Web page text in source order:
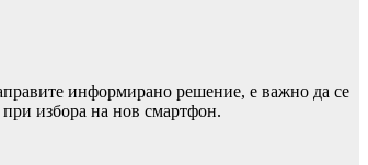
информирано решение, е важно да се
при избора на нов смартфон.